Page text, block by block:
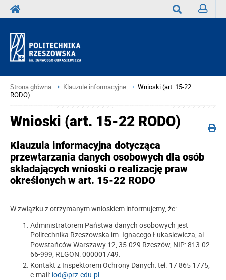
Strona główna Klauzule informacyjne
Wnioski (art. 15-22
RODO)
Wnioski (art. 15-22 RODO)
Klauzula informacyjna dotycząca
przewtarzania danych osobowych dla osób
składających wnioski o realizację praw
określonych w art. 15-22 RODO
W związku z otrzymanym wnioskiem informujemy, że:
Administratorem Państwa danych osobowych jest
Politechnika Rzeszowska im. Ignacego Łukasiewicza, al.
Powstańców Warszawy 12, 35-029 Rzeszów, NIP: 813-02-
66-999, REGON: 000001749.
Kontakt z Inspektorem Ochrony Danych: tel. 17 865 1775,
e-mail: iod@prz.edu.pl